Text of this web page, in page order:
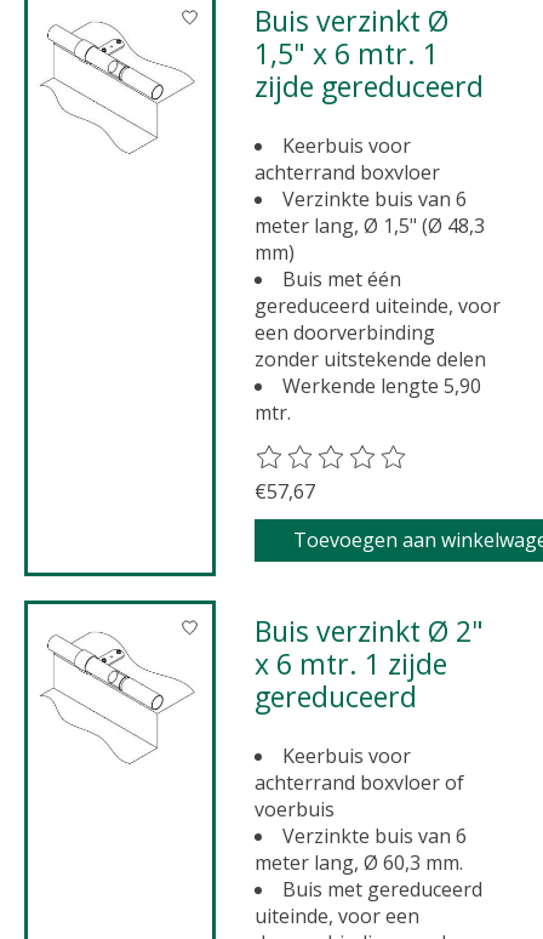
Buis verzinkt Ø
1,5" x 6 mtr. 1
zijde gereduceerd
Keerbuis voor
achterrand boxvloer
Verzinkte buis van 6
meter lang, Ø 1,5" (Ø 48,3
mm)
Buis met één
gereduceerd uiteinde, voor
een doorverbinding
zonder uitstekende delen
Werkende lengte 5,90
mtr.
De beoordeling van dit
€57,67
Toevoegen aan
Buis verzinkt Ø 2"
x 6 mtr. 1 zijde
gereduceerd
Keerbuis voor
achterrand boxvloer of
voerbuis
Verzinkte buis van 6
meter lang, Ø 60,3 mm.
Buis met gereduceerd
uiteinde, voor een